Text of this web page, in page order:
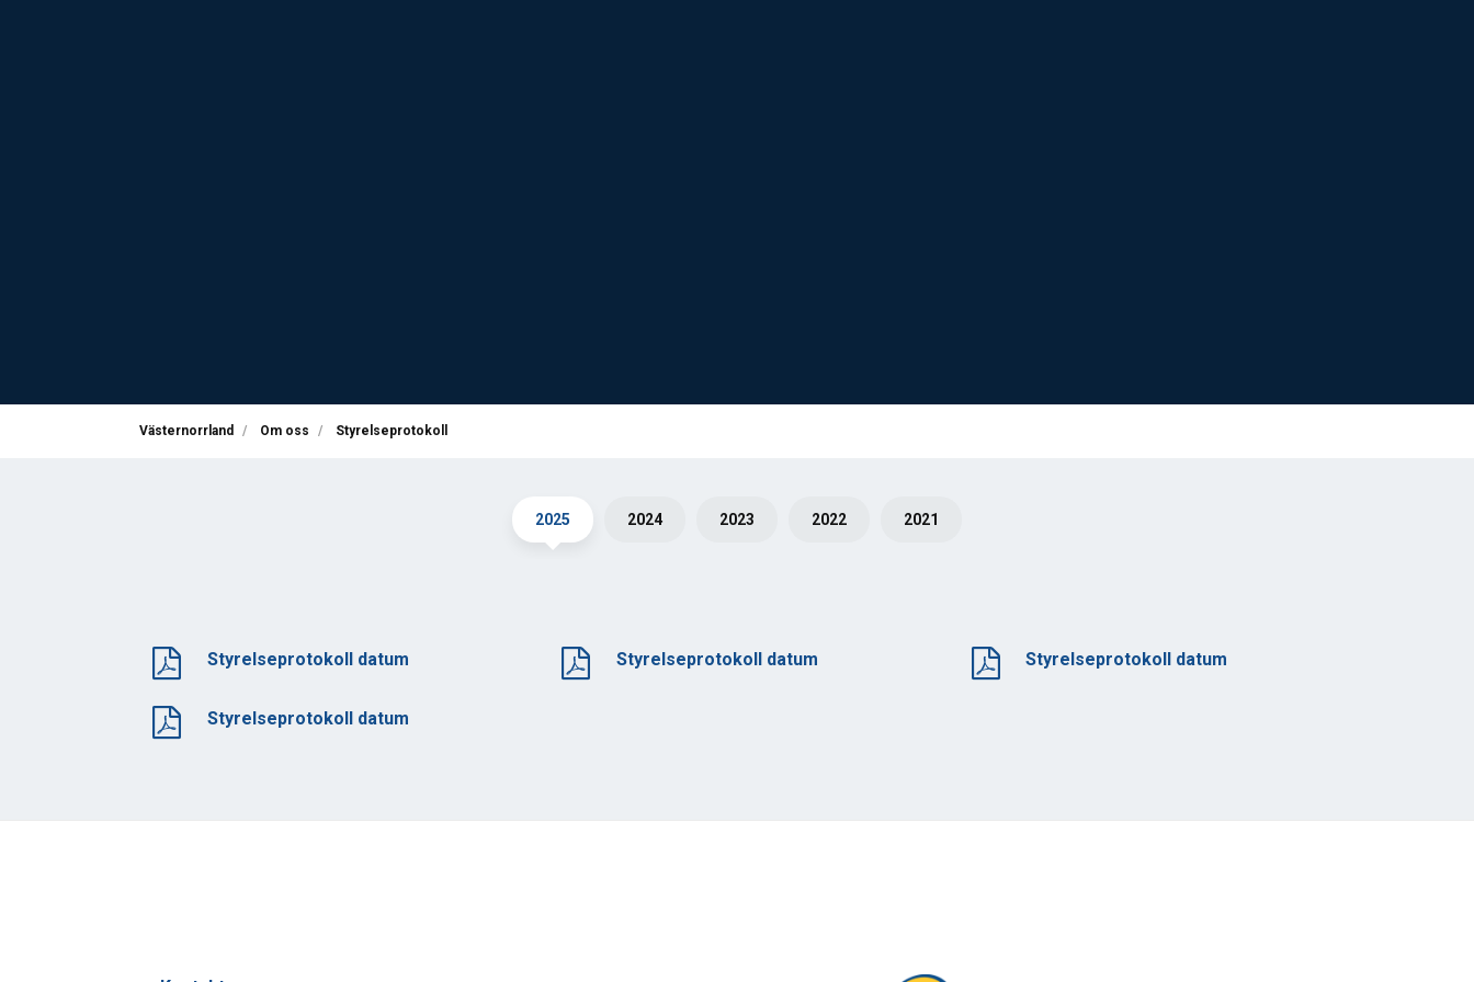
Västernorrland Om oss Styrelseprotokoll
2025 2024 2023 2022 2021
Styrelseprotokoll datum Styrelseprotokoll datum Styrelseprotokoll datum
Styrelseprotokoll datum